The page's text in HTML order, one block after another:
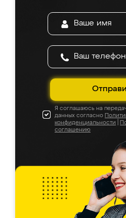
Я соглашаюсь на
данных согласно
конфиденциальности
соглашению